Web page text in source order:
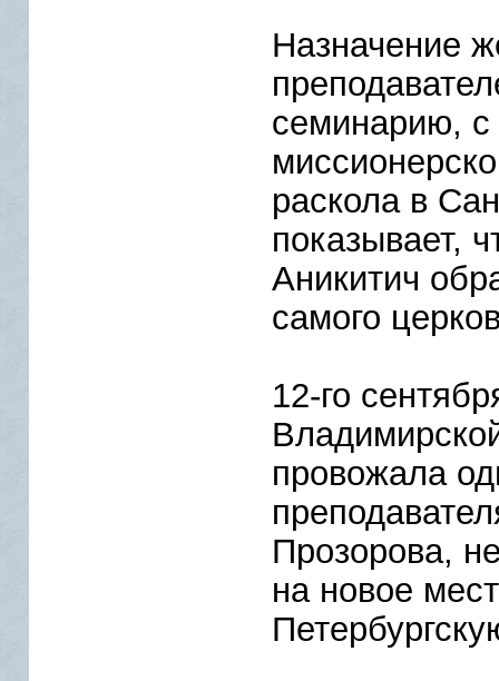
Назначение
семинарию, с
раскола в
показывает,
Аникитич
самого
12-го
провожала
Прозорова,
на новое